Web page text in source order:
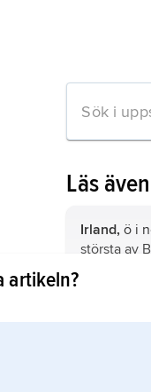
artikeln?
Läs
Irland, ö i
största av
, 7,1